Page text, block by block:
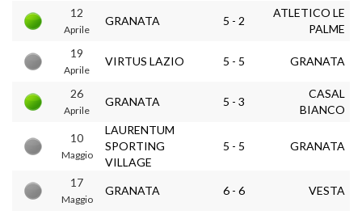
12
Aprile
GRANATA 5 - 2
ATLETICO LE
PALME
19
Aprile
VIRTUS LAZIO 5 - 5 GRANATA
26
Aprile
GRANATA 5 - 3
CASAL
BIANCO
10
Maggio
LAURENTUM
SPORTING
VILLAGE
5 - 5 GRANATA
17
Maggio
GRANATA 6 - 6 VESTA